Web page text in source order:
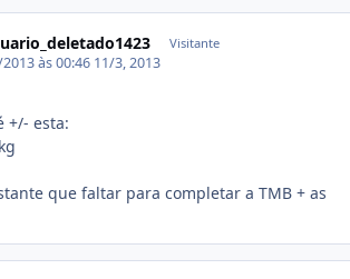
Visitante
às 00:46 11/3, 2013
+/- esta:
que faltar para completar a TMB + as